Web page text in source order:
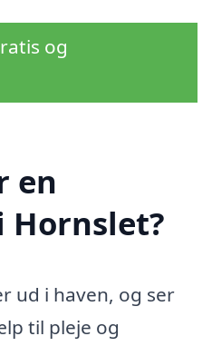
og
en
Hornslet?
ud i haven, og ser
til pleje og